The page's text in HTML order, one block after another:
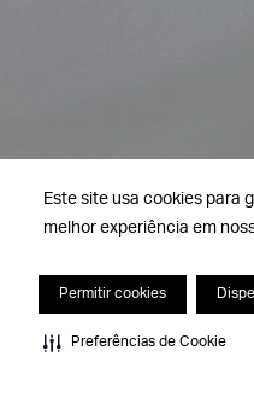
Este site usa cookies para
melhor experiência em
Permitir cookies
Preferências de Cookie